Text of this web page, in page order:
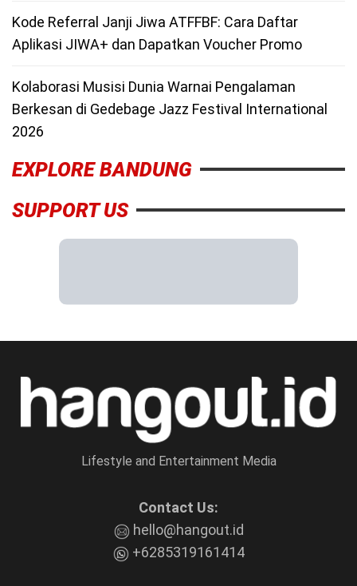
Kode Referral Janji Jiwa ATFFBF: Cara Daftar
Aplikasi JIWA+ dan Dapatkan Voucher Promo
Kolaborasi Musisi Dunia Warnai Pengalaman
Berkesan di Gedebage Jazz Festival International
2026
EXPLORE BANDUNG
SUPPORT US
Lifestyle and Entertainment Media
Contact Us:
hello@hangout.id
+6285319161414